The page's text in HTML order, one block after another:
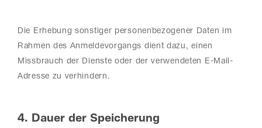
Die Erhebung sonstiger personenbezogener Daten im
Rahmen des Anmeldevorgangs dient dazu, einen
Missbrauch der Dienste oder der verwendeten E-Mail-
Adresse zu verhindern.
4. Dauer der Speicherung